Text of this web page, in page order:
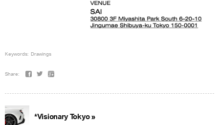
Keywords: Drawings
Share:
*Visionary Tokyo »